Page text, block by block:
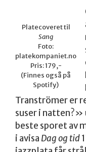
Platecoveret til
Sang
Foto:
platekompaniet.no
Pris: 179,-
(Finnes også på
Spotify)
Tranströmer er
suser i
beste sporet av
i avisa Dag og tid